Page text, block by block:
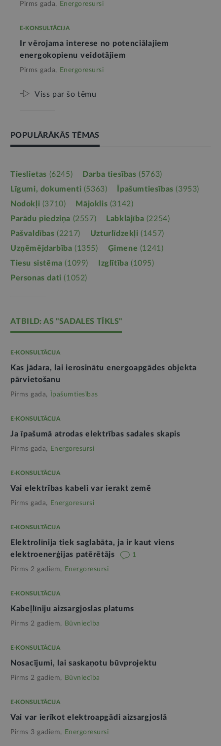
Pirms gada, Energoresursi
E-KONSULTĀCIJA
Ir vērojama interese no potenciālajiem
energokopienu veidotājiem
Pirms gada, Energoresursi
Viss par šo tēmu
POPULĀRĀKĀS TĒMAS
Tieslietas (6245) Darba tiesības (5763)
Līgumi, dokumenti (5363) Īpašumtiesības (3953)
Nodokļi (3710) Mājoklis (3142)
Parādu piedziņa (2557) Labklājība (2254)
Pašvaldības (2217) Uzturlīdzekļi (1457)
Uzņēmējdarbība (1355) Ģimene (1241)
Tiesu sistēma (1099) Izglītība (1095)
Personas dati (1052)
ATBILD: AS "SADALES TĪKLS"
E-KONSULTĀCIJA
Kas jādara, lai ierosinātu energoapgādes objekta
pārvietošanu
Pirms gada, Īpašumtiesības
E-KONSULTĀCIJA
Ja īpašumā atrodas elektrības sadales skapis
Pirms gada, Energoresursi
E-KONSULTĀCIJA
Vai elektrības kabeli var ierakt zemē
Pirms gada, Energoresursi
E-KONSULTĀCIJA
Elektrolīnija tiek saglabāta, ja ir kaut viens
elektroenerģijas patērētājs
1
Pirms 2 gadiem, Energoresursi
E-KONSULTĀCIJA
Kabeļlīniju aizsargjoslas platums
Pirms 2 gadiem, Būvniecība
E-KONSULTĀCIJA
Nosacījumi, lai saskaņotu būvprojektu
Pirms 2 gadiem, Būvniecība
E-KONSULTĀCIJA
Vai var ierīkot elektroapgādi aizsargjoslā
Pirms 3 gadiem, Energoresursi